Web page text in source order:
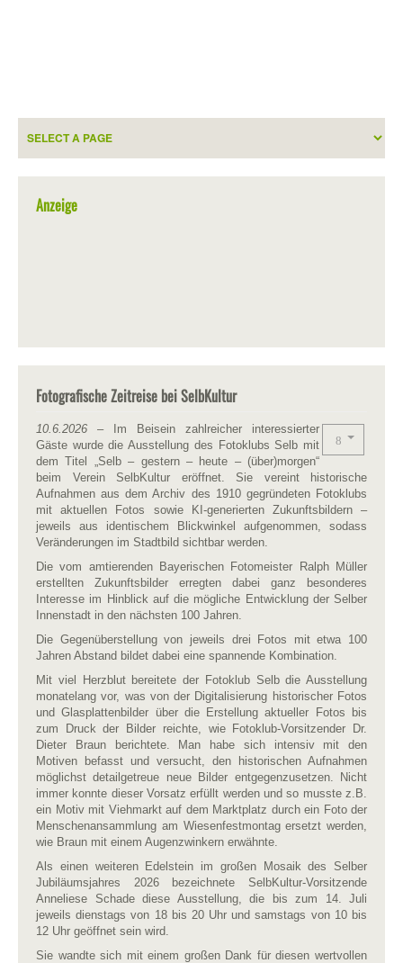
Anzeige
Fotografische Zeitreise bei SelbKultur
10.6.2026 – Im Beisein zahlreicher interessierter
Gäste wurde die Ausstellung des Fotoklubs Selb mit
dem Titel „Selb – gestern – heute – (über)morgen“
beim Verein SelbKultur eröffnet. Sie vereint historische
Aufnahmen aus dem Archiv des 1910 gegründeten Fotoklubs
mit aktuellen Fotos sowie KI-generierten Zukunftsbildern –
jeweils aus identischem Blickwinkel aufgenommen, sodass
Veränderungen im Stadtbild sichtbar werden.
Die vom amtierenden Bayerischen Fotomeister Ralph Müller
erstellten Zukunftsbilder erregten dabei ganz besonderes
Interesse im Hinblick auf die mögliche Entwicklung der Selber
Innenstadt in den nächsten 100 Jahren.
Die Gegenüberstellung von jeweils drei Fotos mit etwa 100
Jahren Abstand bildet dabei eine spannende Kombination.
Mit viel Herzblut bereitete der Fotoklub Selb die Ausstellung
monatelang vor, was von der Digitalisierung historischer Fotos
und Glasplattenbilder über die Erstellung aktueller Fotos bis
zum Druck der Bilder reichte, wie Fotoklub-Vorsitzender Dr.
Dieter Braun berichtete. Man habe sich intensiv mit den
Motiven befasst und versucht, den historischen Aufnahmen
möglichst detailgetreue neue Bilder entgegenzusetzen. Nicht
immer konnte dieser Vorsatz erfüllt werden und so musste z.B.
ein Motiv mit Viehmarkt auf dem Marktplatz durch ein Foto der
Menschenansammlung am Wiesenfestmontag ersetzt werden,
wie Braun mit einem Augenzwinkern erwähnte.
Als einen weiteren Edelstein im großen Mosaik des Selber
Jubiläumsjahres 2026 bezeichnete SelbKultur-Vorsitzende
Anneliese Schade diese Ausstellung, die bis zum 14. Juli
jeweils dienstags von 18 bis 20 Uhr und samstags von 10 bis
12 Uhr geöffnet sein wird.
Sie wandte sich mit einem großen Dank für diesen wertvollen